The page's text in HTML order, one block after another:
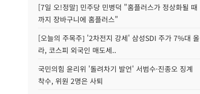
[7일 오!정말] 민주당 민병덕 "홈플러스가 정상화될 때
까지 장바구니에 홈플러스"
[오늘의 주목주] '2차전지 강세' 삼성SDI 주가 7%대 올
라, 코스피 외국인 매도세..
국민의힘 윤리위 '돌려차기 발언' 서범수·진종오 징계
착수, 위원 2명은 사퇴